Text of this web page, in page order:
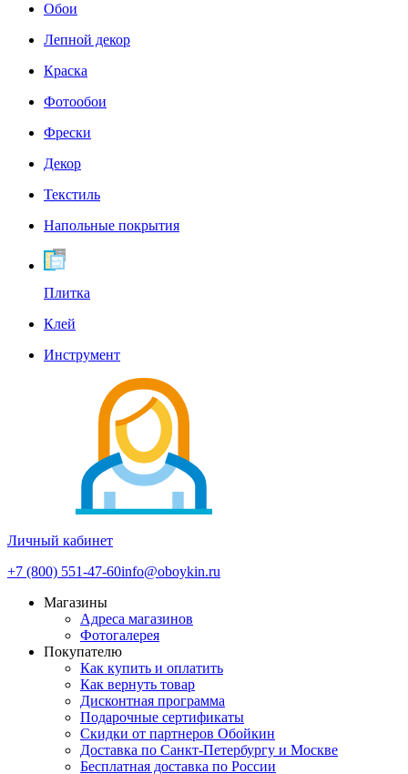
Обои
Лепной декор
Краска
Фотообои
Фрески
Декор
Текстиль
Напольные покрытия
Плитка
Клей
Инструмент
Личный кабинет
+7 (800) 551-47-60info@oboykin.ru
Магазины
Адреса магазинов
Фотогалерея
Покупателю
Как купить и оплатить
Как вернуть товар
Дисконтная программа
Подарочные сертификаты
Скидки от партнеров Обойкин
Доставка по Санкт-Петербургу и Москве
Бесплатная доставка по России